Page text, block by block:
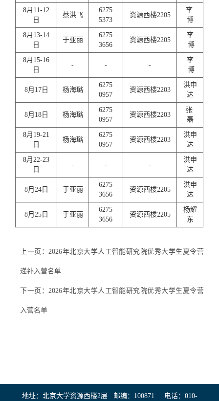
8月11-12
日
蔡洪飞
6275
5373
资源西楼2205
李
博
8月13-14
日
于亚丽
6275
3656
资源西楼2205
李
博
8月15-16
日
- - -
李
博
8月17日 杨海璐
6275
0957
资源西楼2203
洪申
达
8月18日 杨海璐
6275
0957
资源西楼2203
张
磊
8月19-21
日
杨海璐
6275
0957
资源西楼2203
洪申
达
8月22-23
日
- - -
洪申
达
8月24日 于亚丽
6275
3656
资源西楼2205
洪申
达
8月25日 于亚丽
6275
3656
资源西楼2205
杨耀
东
上一页：2026年北京大学人工智能研究院优秀大学生夏令营
递补入营名单
下一页：2026年北京大学人工智能研究院优秀大学生夏令营
入营名单
地址：北京大学资源西楼2层 邮编：100871 电话：010-